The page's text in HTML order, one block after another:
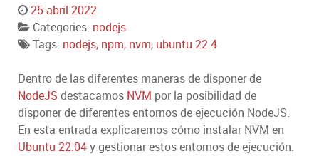
25 abril 2022
Categories: nodejs
Tags: nodejs, npm, nvm, ubuntu 22.4
Dentro de las diferentes maneras de disponer de
NodeJS destacamos NVM por la posibilidad de
disponer de diferentes entornos de ejecución NodeJS.
En esta entrada explicaremos cómo instalar NVM en
Ubuntu 22.04y gestionar estos entornos de ejecución.